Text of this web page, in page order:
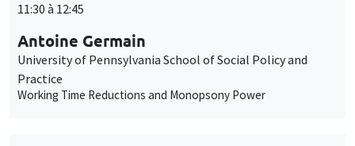
11:30 à 12:45
Antoine Germain
University of Pennsylvania School of Social Policy and
Practice
Working Time Reductions and Monopsony Power